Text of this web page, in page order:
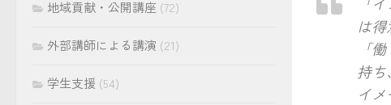
は
「
持
イメ
地域貢献・公開講座 (72)
外部講師による講演 (21)
学生支援 (54)